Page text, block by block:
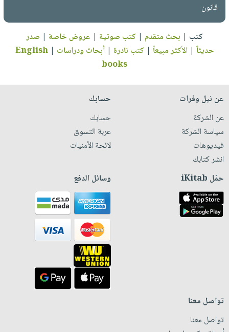
قانون
كتب | بحث متقدم | كتب صوتية | عروض خاصة | صدر
حديثاً |الأكثر مبيعاً | كتب نادرة |أبحاث ودراسات |
English
books
عن نيل وفرات
عن الشركة
سياسة الشركة
فيديوهات
انشر كتابك
حسابك
حسابك
عربة التسوق
لائحة الأمنيات
حمّل iKitab وسائل الدفع
تواصل معنا
تواصل معنا